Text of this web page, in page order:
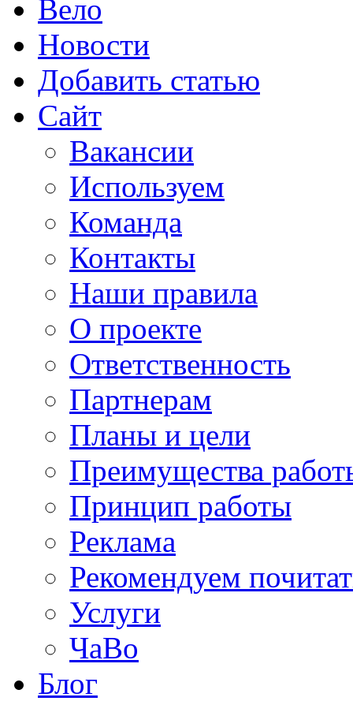
Вело
Новости
Добавить статью
Сайт
Вакансии
Используем
Команда
Контакты
Наши правила
О проекте
Ответственность
Партнерам
Планы и цели
Преимущества
Принцип работы
Реклама
Рекомендуем
Услуги
ЧаВо
Блог